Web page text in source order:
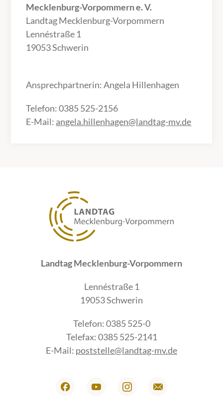
Mecklenburg-Vorpommern e. V.
Landtag Mecklenburg-Vorpommern
Lennéstraße 1
19053 Schwerin
Ansprechpartnerin: Angela Hillenhagen
Telefon: 0385 525-2156
E-Mail: angela.hillenhagen@landtag-mv.de
Landtag Mecklenburg-Vorpommern
Lennéstraße 1
19053 Schwerin
Telefon: 0385 525-0
Telefax: 0385 525-2141
E-Mail: poststelle@landtag-mv.de